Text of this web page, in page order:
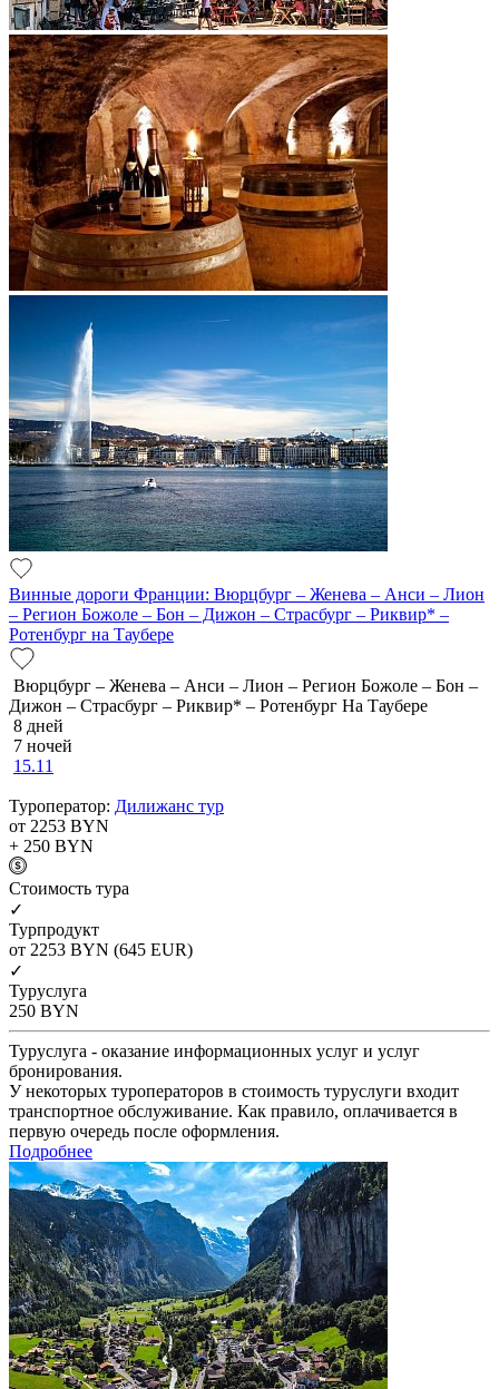
Винные дороги Франции: Вюрцбург – Женева – Анси – Лион
– Регион Божоле – Бон – Дижон – Страсбург – Риквир* –
Ротенбург на Таубере
Вюрцбург – Женева – Анси – Лион – Регион Божоле – Бон –
Дижон – Страсбург – Риквир* – Ротенбург На Таубере
8 дней
7 ночей
15.11
Туроператор: Дилижанс тур
от 2253 BYN
+ 250 BYN
Cтоимость тура
✓
Турпродукт
от 2253 BYN (645 EUR)
✓
Туруслуга
250 BYN
Туруслуга - оказание информационных услуг и услуг
бронирования.
У некоторых туроператоров в стоимость туруслуги входит
транспортное обслуживание. Как правило, оплачивается в
первую очередь после оформления.
Подробнее